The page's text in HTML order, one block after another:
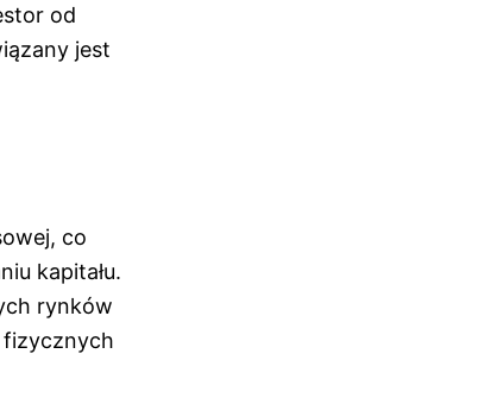
od
jest
co
kapitału.
rynków